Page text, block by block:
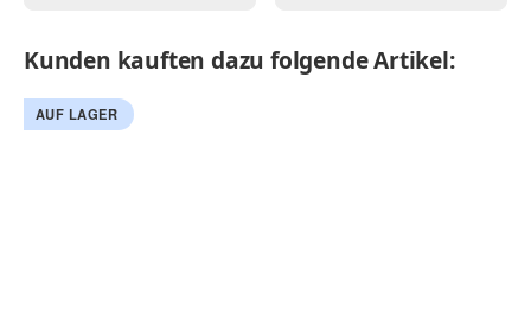
Kunden kauften dazu folgende Artikel:
AUF LAGER